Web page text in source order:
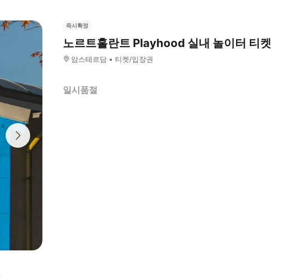
즉시확정
노르트홀란트 Playhood 실내 놀이터 티켓
암스테르담 티켓/입장권
일시품절